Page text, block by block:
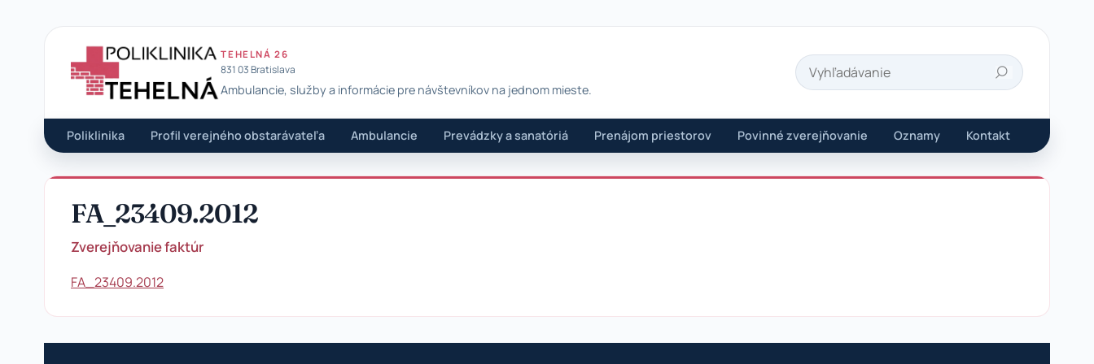
TEHELNÁ 26
831 03 Bratislava
Ambulancie, služby a informácie pre návštevníkov na jednom mieste. Hľadať
Poliklinika Profil verejného obstarávateľa Ambulancie Prevádzky a sanatóriá Prenájom priestorov Povinné zverejňovanie Oznamy Kontakt
FA_23409.2012
Zverejňovanie faktúr
FA_23409.2012